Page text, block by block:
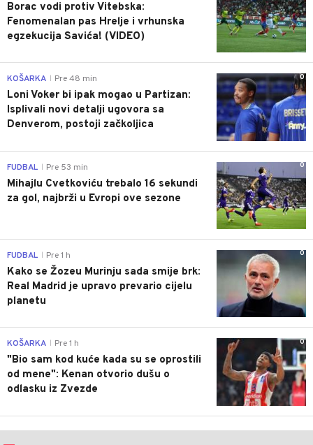
Borac vodi protiv Vitebska:
Fenomenalan pas Hrelje i vrhunska
egzekucija Savića! (VIDEO)
0
KOŠARKA Pre 48 min
Loni Voker bi ipak mogao u Partizan:
Isplivali novi detalji ugovora sa
Denverom, postoji začkoljica
0
FUDBAL Pre 53 min
Mihajlu Cvetkoviću trebalo 16 sekundi
za gol, najbrži u Evropi ove sezone
0
FUDBAL Pre 1 h
Kako se Žozeu Murinju sada smije brk:
Real Madrid je upravo prevario cijelu
planetu
0
KOŠARKA Pre 1 h
"Bio sam kod kuće kada su se oprostili
od mene": Kenan otvorio dušu o
odlasku iz Zvezde